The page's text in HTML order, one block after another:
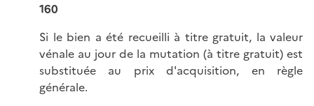
160
Si le bien a été recueilli à titre gratuit, la valeur
vénale au jour de la mutation (à titre gratuit) est
substituée au prix d'acquisition, en règle
générale.